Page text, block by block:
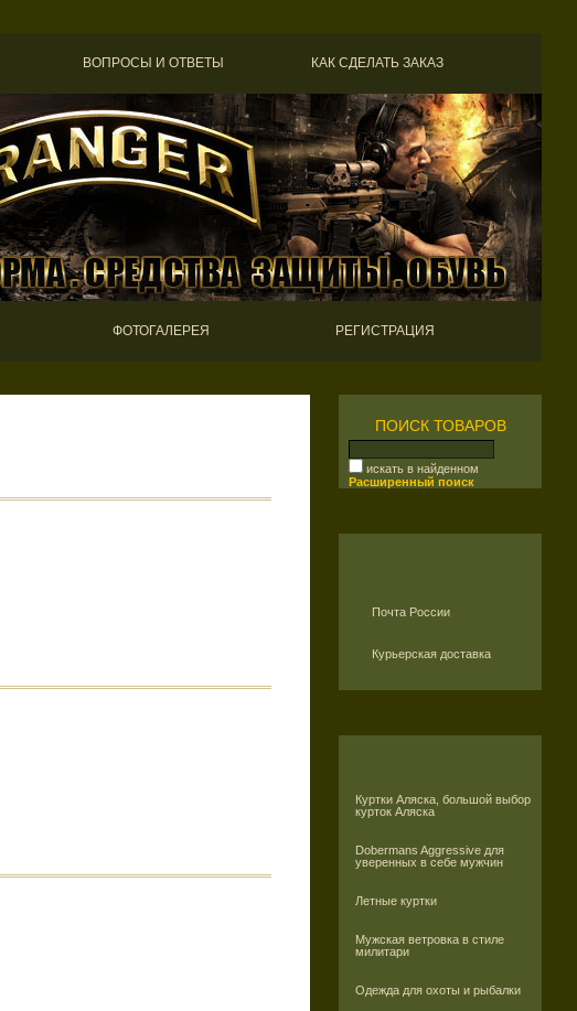
ВОПРОСЫ И ОТВЕТЫ КАК СДЕЛАТЬ ЗАКАЗ
ФОТОГАЛЕРЕЯ РЕГИСТРАЦИЯ
ПОИСК ТОВАРОВ
искать в найденном
Расширенный поиск
Почта России
Курьерская доставка
Куртки Аляска, большой выбор
курток Аляска
Dobermans Aggressive для
уверенных в себе мужчин
Летные куртки
Мужская ветровка в стиле
милитари
Одежда для охоты и рыбалки